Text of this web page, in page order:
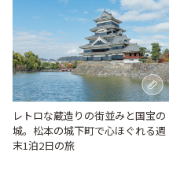
レトロな蔵造りの街並みと国宝の
城。松本の城下町で心ほぐれる週
末1泊2日の旅